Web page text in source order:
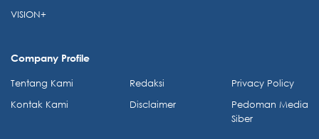
VISION+
Company Profile
Tentang Kami
Kontak Kami
Redaksi
Disclaimer
Privacy Policy
Pedoman Media
Siber